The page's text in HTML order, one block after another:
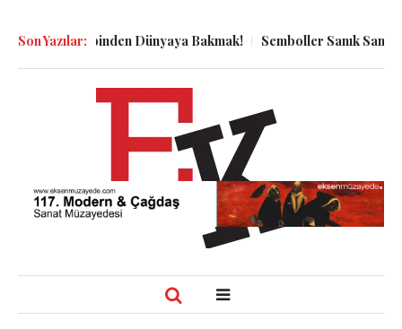
Son Yazılar:
Kuyu Dibinden Dünyaya Bakmak! Semboller Sanık